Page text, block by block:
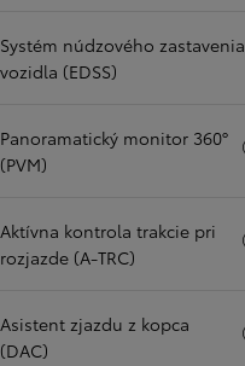
Systém núdzového zastavenia
vozidla (EDSS)
Panoramatický monitor 360°
(PVM)
Aktívna kontrola trakcie pri
rozjazde (A-TRC)
Asistent zjazdu z kopca
(DAC)